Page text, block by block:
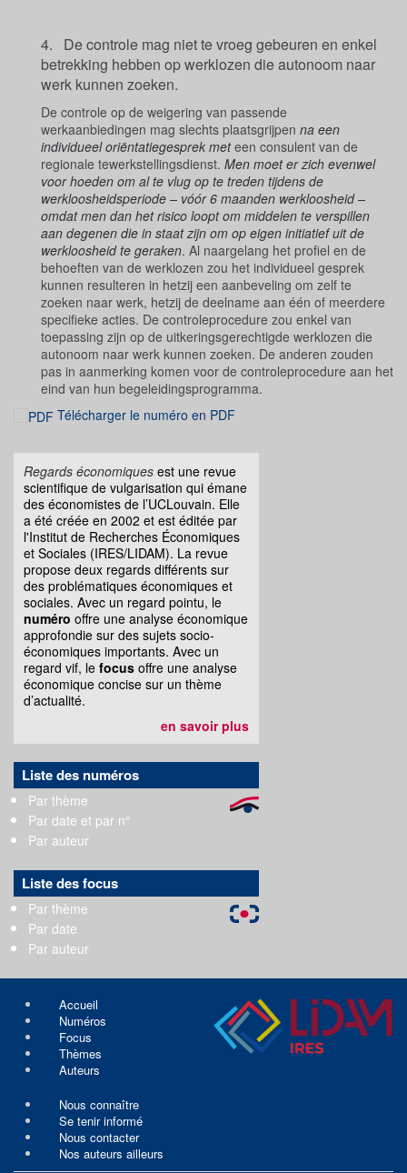
4. De controle mag niet te vroeg gebeuren en enkel
betrekking hebben op werklozen die autonoom naar
werk kunnen zoeken.
De controle op de weigering van passende
werkaanbiedingen mag slechts plaatsgrijpen na een
individueel oriëntatiegesprek meteen consulent van de
regionale tewerkstellingsdienst. Men moet er zich evenwel
voor hoeden om al te vlug op te treden tijdens de
werkloosheidsperiode – vóór 6 maanden werkloosheid –
omdat men dan het risico loopt om middelen te verspillen
aan degenen die in staat zijn om op eigen initiatief uit de
werkloosheid te geraken. Al naargelang het profiel en de
behoeften van de werklozen zou het individueel gesprek
kunnen resulteren in hetzij een aanbeveling om zelf te
zoeken naar werk, hetzij de deelname aan één of meerdere
specifieke acties. De controleprocedure zou enkel van
toepassing zijn op de uitkeringsgerechtigde werklozen die
autonoom naar werk kunnen zoeken. De anderen zouden
pas in aanmerking komen voor de controleprocedure aan het
eind van hun begeleidingsprogramma.
Télécharger le numéro en PDF
Regards économiques est une revue
scientifique de vulgarisation qui émane
des économistes de l’UCLouvain. Elle
a été créée en 2002 et est éditée par
l'Institut de Recherches Économiques
et Sociales (IRES/LIDAM). La revue
propose deux regards différents sur
des problématiques économiques et
sociales. Avec un regard pointu, le
numéro offre une analyse économique
approfondie sur des sujets socio-
économiques importants. Avec un
regard vif, le focus offre une analyse
économique concise sur un thème
d’actualité.
en savoir plus
Liste des numéros
Par thème
Par date et par n°
Par auteur
Liste des focus
Par thème
Par date
Par auteur
Accueil
Numéros
Focus
Thèmes
Auteurs
Nous connaître
Se tenir informé
Nous contacter
Nos auteurs ailleurs